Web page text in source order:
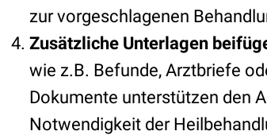
zur vorgeschlagenen
Zusätzliche Unterlagen
wie z.B. Befunde, Arztbriefe
Dokumente unterstützen den
Notwendigkeit der